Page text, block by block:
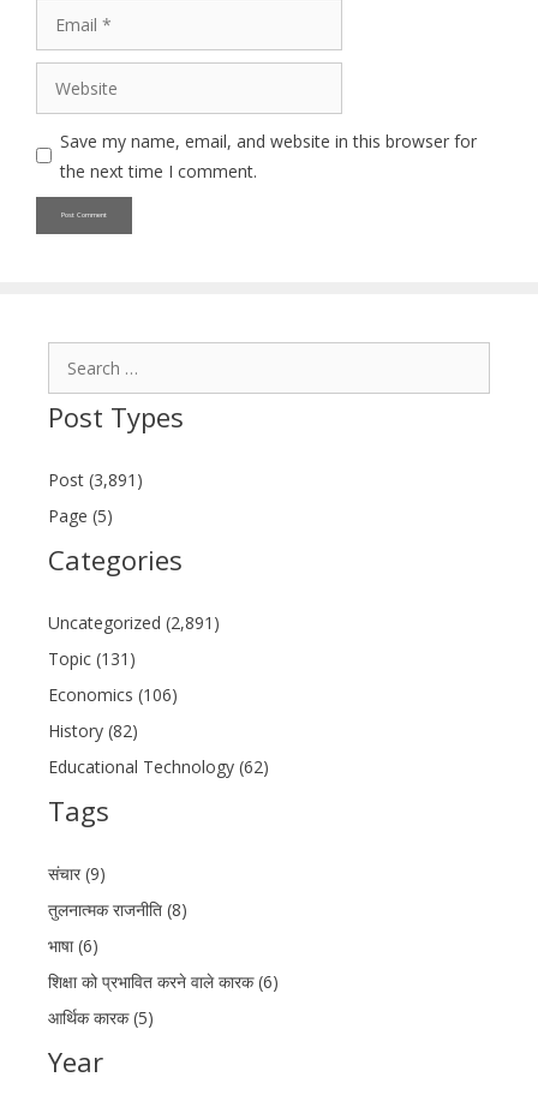
Website
Save my name, email, and website in this browser for
the next time I comment.
Post Types
Post (3,891)
Page (5)
Categories
Uncategorized (2,891)
Topic (131)
Economics (106)
History (82)
Educational Technology (62)
Tags
संचार (9)
तुलनात्मक राजनीति (8)
भाषा (6)
शिक्षा को प्रभावित करने वाले कारक (6)
आर्थिक कारक (5)
Year